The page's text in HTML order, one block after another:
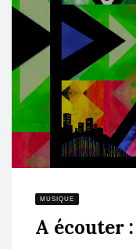
MUSIQUE
A écouter